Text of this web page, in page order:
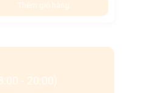
Thêm giỏ hàng
- 20:00)